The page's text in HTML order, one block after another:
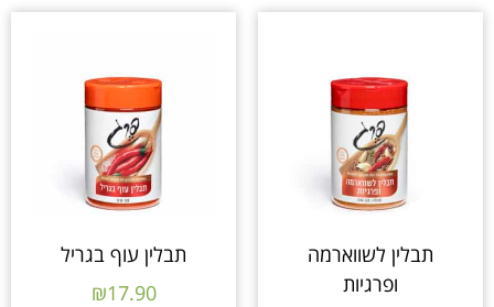
תבלין לשווארמה
ופרגיות
תבלין עוף בגריל
₪17.90